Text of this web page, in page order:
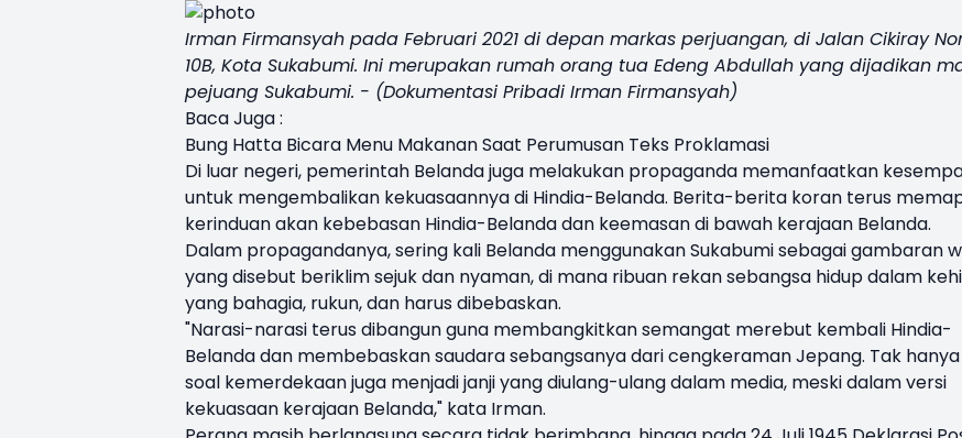
Irman Firmansyah pada Februari 2021 di depan markas perjuangan, di Jalan Cikiray
10B, Kota Sukabumi. Ini merupakan rumah orang tua Edeng Abdullah yang dijadikan
pejuang Sukabumi. - (Dokumentasi Pribadi Irman Firmansyah)
Baca Juga :
Bung Hatta Bicara Menu Makanan Saat Perumusan Teks Proklamasi
Di luar negeri, pemerintah Belanda juga melakukan propaganda memanfaatkan
untuk mengembalikan kekuasaannya di Hindia-Belanda. Berita-berita koran terus
kerinduan akan kebebasan Hindia-Belanda dan keemasan di bawah kerajaan Belanda.
Dalam propagandanya, sering kali Belanda menggunakan Sukabumi sebagai gambaran
yang disebut beriklim sejuk dan nyaman, di mana ribuan rekan sebangsa hidup dalam
yang bahagia, rukun, dan harus dibebaskan.
"Narasi-narasi terus dibangun guna membangkitkan semangat merebut kembali Hindia-
Belanda dan membebaskan saudara sebangsanya dari cengkeraman Jepang. Tak hanya
soal kemerdekaan juga menjadi janji yang diulang-ulang dalam media, meski dalam versi
kekuasaan kerajaan Belanda," kata Irman.